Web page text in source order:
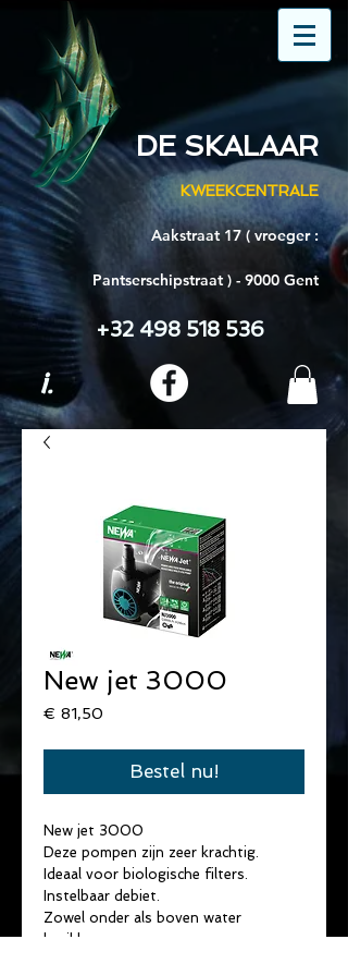
DE SKALAAR
KWEEKCENTRALE
Aakstraat 17 ( vroeger :
Pantserschipstraat ) - 9000 Gent
+32 498 518 536
i.
New jet 3000
€ 81,50
Bestel nu!
New jet 3000
Deze pompen zijn zeer krachtig.
Ideaal voor biologische filters.
Instelbaar debiet.
Zowel onder als boven water
bruikbaar.